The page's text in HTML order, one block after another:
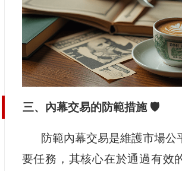
三、內幕交易的防範措施 🛡️
防範內幕交易是維護市場公
要任務，其核心在於通過有效